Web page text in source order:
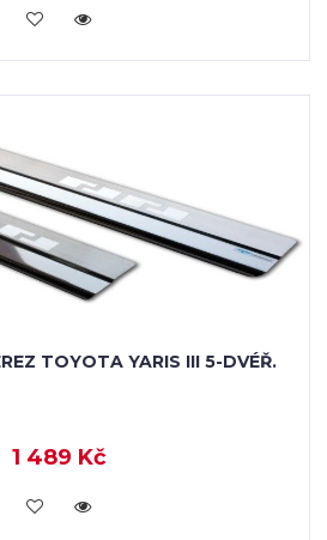
KOUPIT
TOYOTA YARIS III 5-DVÉŘ.
1 489 Kč
KOUPIT